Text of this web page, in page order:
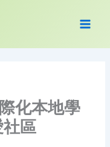
化本地學
區